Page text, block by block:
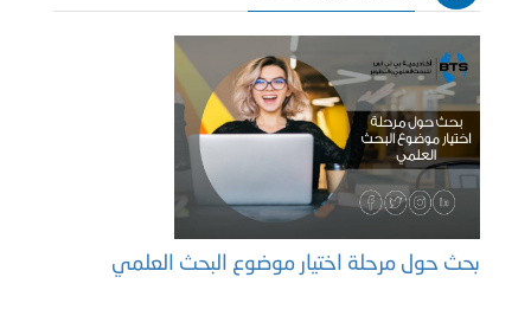
بحث حول مرحلة اختيار موضوع البحث العلمي